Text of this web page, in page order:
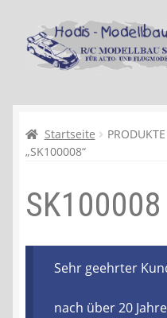
Zur
Navigation
springen
Zum
Inhalt
springen
Kasse
Recycling, Entsorgung
Shop
Warenkorb
Startseite
„SK100008“
SK100008
Sehr geehrter
nach über 20